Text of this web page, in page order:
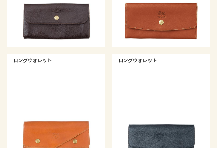
ロングウォレット ロングウォレット